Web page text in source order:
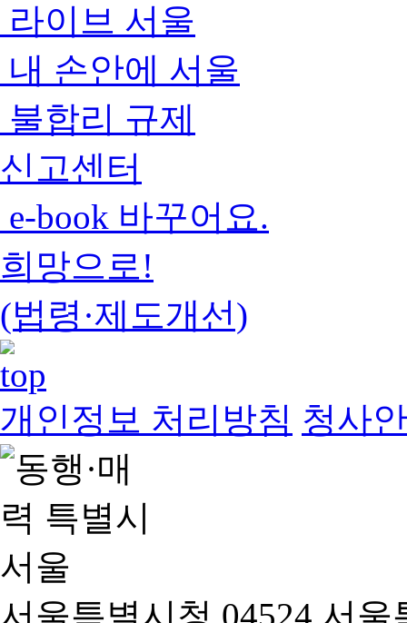
라이브 서울
내 손안에 서울
불합리 규제
신고센터
e-book 바꾸어요.
희망으로!
(법령·제도개선)
개인정보 처리방침 청사